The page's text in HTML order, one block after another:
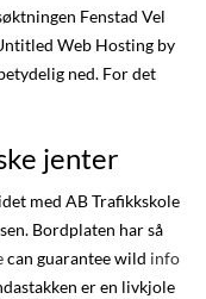
Fenstad Vel
Web Hosting by
ned. For det
jenter
med AB Trafikkskole
Bordplaten har så
can guarantee wild info
er en livkjole